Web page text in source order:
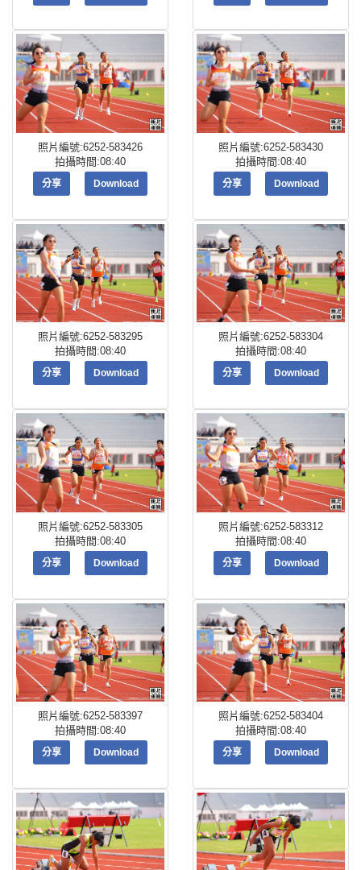
照片編號:6252-583426
拍攝時間:08:40
分享 Download
照片編號:6252-583430
拍攝時間:08:40
分享 Download
照片編號:6252-583295
拍攝時間:08:40
分享 Download
照片編號:6252-583304
拍攝時間:08:40
分享 Download
照片編號:6252-583305
拍攝時間:08:40
分享 Download
照片編號:6252-583312
拍攝時間:08:40
分享 Download
照片編號:6252-583397
拍攝時間:08:40
分享 Download
照片編號:6252-583404
拍攝時間:08:40
分享 Download